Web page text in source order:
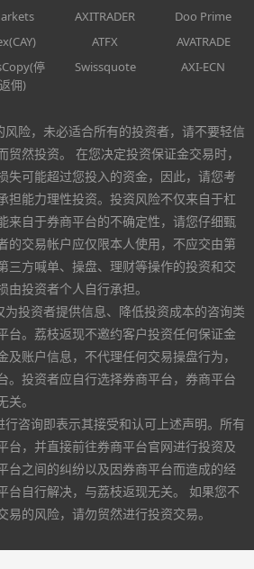
AXITRADER
Doo Prime
ATFX
AVATRADE
停
佣)
Swissquote AXI-ECN
险，未必适合所有的投资者，请不要轻信
然投资。 在您决定投资保证金交易时，
失可能超过您投入的资金，因此，请您考
担能力理性投资。投资风险不仅来自于杠
来自于券商平台的不确定性，请您仔细甄
的交易帐户应仅限本人使用，不应交由第
三方喊单、操盘、理财等操作的投资和交
投资者个人自行承担。
为投资者提供信息、降低投资成本的咨询类
台。荔枝返现不邀约客户投资任何保证金
及账户信息，不代理任何交易操盘行为，
。投资者应自行选择券商平台，券商平台
。
咨询即表示其接受和认可上述声明。所有
台，并直接前往券商平台官网进行投资及
台之间的纠纷以及因券商平台而造成的经
台自行解决，与荔枝返现无关。 如果您不
的风险，请勿贸然进行投资交易。